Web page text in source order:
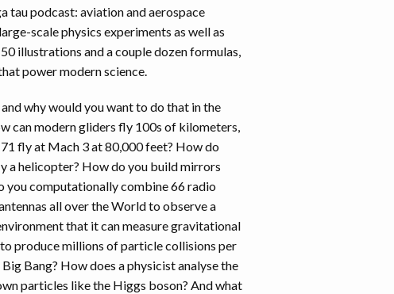
tau podcast: aviation and aerospace
scale physics experiments as well as
illustrations and a couple dozen formulas,
power modern science.
why would you want to do that in the
can modern gliders fly 100s of kilometers,
fly at Mach 3 at 80,000 feet? How do
a helicopter? How do you build mirrors
you computationally combine 66 radio
all over the World to observe a
that it can measure gravitational
produce millions of particle collisions per
Bang? How does a physicist analyse the
particles like the Higgs boson? And what